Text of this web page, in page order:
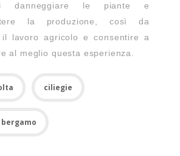
danneggiare le piante e
la produzione, così da
il lavoro agricolo e consentire a
al meglio questa esperienza.
ciliegie